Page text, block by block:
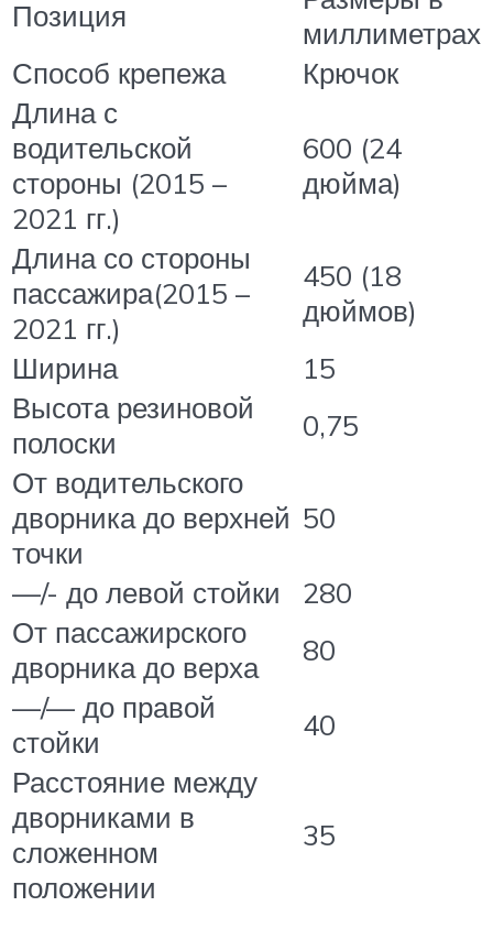
Позиция
миллиметрах
Способ крепежа
Крючок
Длина с
водительской
стороны (2015 –
2021 гг.)
600 (24
дюйма)
Длина со стороны
пассажира(2015 –
2021 гг.)
450 (18
дюймов)
Ширина
15
Высота резиновой
полоски
0,75
От водительского
дворника до верхней
точки
50
—/- до левой стойки
280
От пассажирского
дворника до верха
80
—/— до правой
стойки
40
Расстояние между
дворниками в
сложенном
положении
35